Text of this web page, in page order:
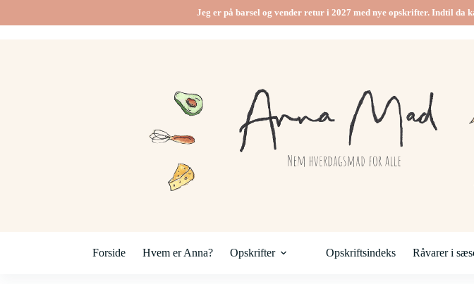
Jeg er på barsel og vender retur i 2027 med nye opskrifter. Indtil da
Forside Hvem er Anna? Opskrifter Opskriftsindeks Råvarer i